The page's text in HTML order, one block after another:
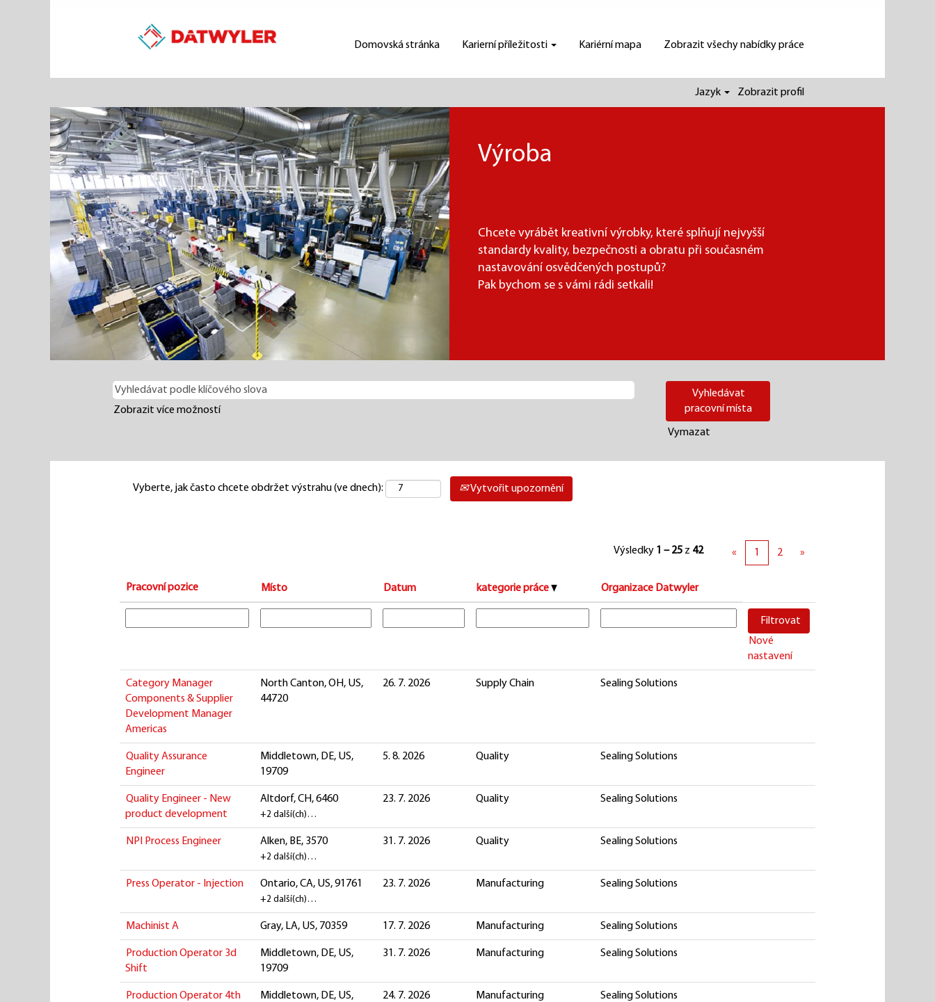
Domovská stránka Karierní příležitosti Kariérní mapa Zobrazit všechy nabídky práce
Jazyk Zobrazit profil
Výroba
Výroba
Chcete vyrábět kreativní výrobky, které splňují nejvyšší
standardy kvality, bezpečnosti a obratu při současném
nastavování osvědčených postupů?
Pak bychom se s vámi rádi setkali!
Zobrazit více možností
Vymazat
Vyberte, jak často chcete obdržet výstrahu (ve dnech): Vytvořit upozornění
Výsledky 1 – 25 z 42 « 1 2 »
Pracovní pozice Místo Datum kategorie práce Organizace Datwyler
Nové
nastavení
Category Manager
Components & Supplier
Development Manager
Americas
North Canton, OH, US,
44720
26. 7. 2026 Supply Chain Sealing Solutions
Quality Assurance
Engineer
Middletown, DE, US,
19709
5. 8. 2026 Quality Sealing Solutions
Quality Engineer - New
product development
Altdorf, CH, 6460
+2 další(ch)…
23. 7. 2026 Quality Sealing Solutions
NPI Process Engineer Alken, BE, 3570
+2 další(ch)…
31. 7. 2026 Quality Sealing Solutions
Press Operator - Injection Ontario, CA, US, 91761
+2 další(ch)…
23. 7. 2026 Manufacturing Sealing Solutions
Machinist A Gray, LA, US, 70359 17. 7. 2026 Manufacturing Sealing Solutions
Production Operator 3d
Shift
Middletown, DE, US,
19709
31. 7. 2026 Manufacturing Sealing Solutions
Production Operator 4th
Middletown, DE, US,
24. 7. 2026 Manufacturing Sealing Solutions